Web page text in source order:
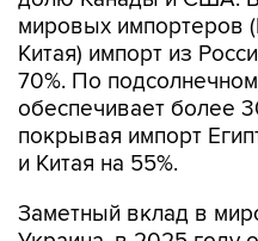
мировых импортеров
Китая) импорт из
70%. По
обеспечивает более
покрывая импорт
и Китая на 55%.
Заметный вклад в